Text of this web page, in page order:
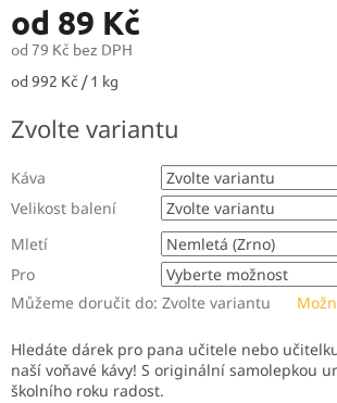
od 89 Kč
od 79 Kč bez DPH
Měrná
od 992 Kč / 1 kg
Zvolte variantu
Káva
Velikost balení
Mletí
Pro
Můžeme doručit do: Zvolte variantu
Hledáte dárek pro pana učitele nebo
naší voňavé kávy! S originální samolepkou
školního roku radost.